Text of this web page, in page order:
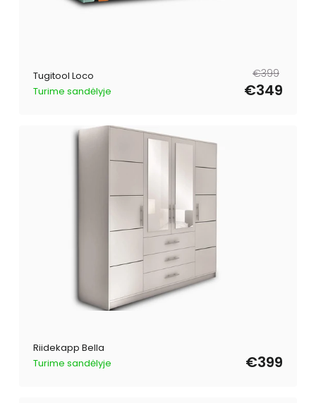
Tugitool Loco
Turime sandėlyje
Tavahind
€399
Müügihind
€349
Riidekapp Bella
Turime sandėlyje
€399